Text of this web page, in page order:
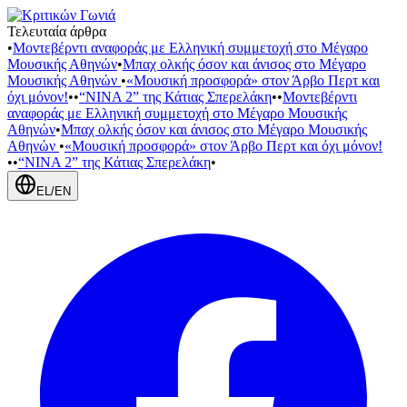
Τελευταία άρθρα
•Μοντεβέρντι αναφοράς με Ελληνική συμμετοχή στο Μέγαρο
Μουσικής Αθηνών•Μπαχ ολκής όσον και άνισος στο Μέγαρο
Μουσικής Αθηνών •«Μουσική προσφορά» στον Άρβο Περτ και
όχι μόνον!••“NINA 2” της Κάτιας Σπερελάκη••Μοντεβέρντι
αναφοράς με Ελληνική συμμετοχή στο Μέγαρο Μουσικής
Αθηνών•Μπαχ ολκής όσον και άνισος στο Μέγαρο Μουσικής
Αθηνών •«Μουσική προσφορά» στον Άρβο Περτ και όχι μόνον!
••“NINA 2” της Κάτιας Σπερελάκη•
EL/EN